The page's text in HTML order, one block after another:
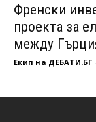
Френски
проекта за
между
Екип на ДЕБАТИ.БГ